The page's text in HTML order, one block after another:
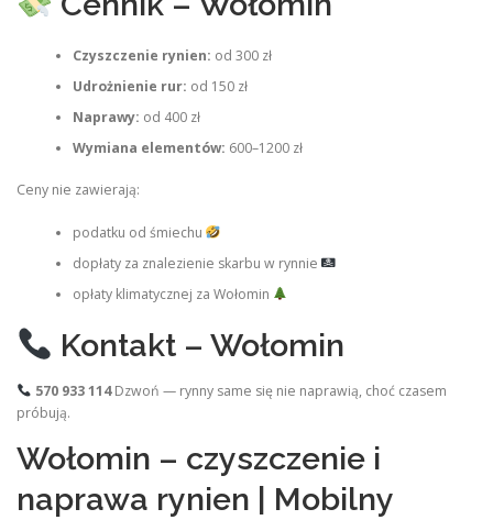
Czyszczenie rynien: od 300 zł
Udrożnienie rur: od 150 zł
Naprawy: od 400 zł
Wymiana elementów: 600–1200 zł
Ceny nie zawierają:
podatku od śmiechu
dopłaty za znalezienie skarbu w rynnie
opłaty klimatycznej za Wołomin
Kontakt – Wołomin
570 933 114Dzwoń — rynny same się nie naprawią, choć czasem
próbują.
Wołomin – czyszczenie i
naprawa rynien | Mobilny